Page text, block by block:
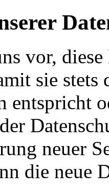
vor,
sie
entspricht
neuer
die neue